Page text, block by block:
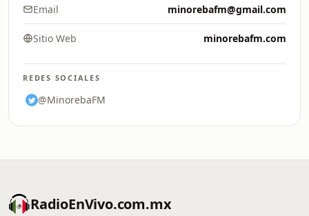
Email minorebafm@gmail.com
Sitio Web minorebafm.com
REDES SOCIALES
@MinorebaFM
RadioEnVivo.com.mx